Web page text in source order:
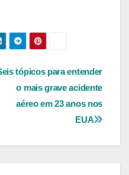
tópicos para entender
o mais grave acidente
aéreo em 23 anos nos
EUA